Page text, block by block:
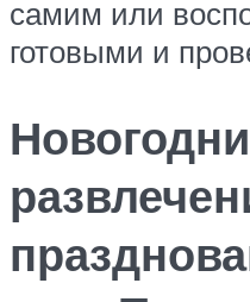
самим или
готовыми и